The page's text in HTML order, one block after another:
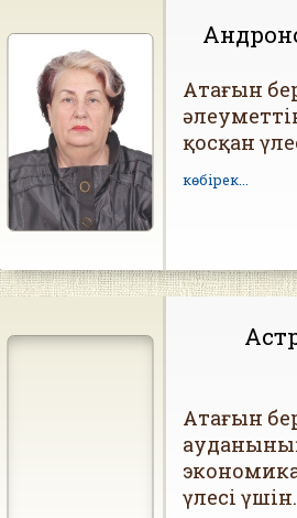
Атағын
қосқан
көбірек...
Атағын
үлесі үшін.